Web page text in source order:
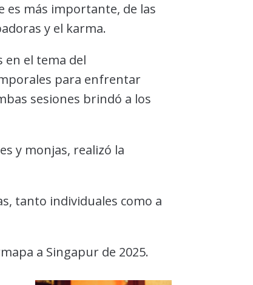
es más importante, de las
y el karma.
en el tema del
para enfrentar
sesiones brindó a los
y monjas, realizó la
tanto individuales como a
a Singapur de 2025.